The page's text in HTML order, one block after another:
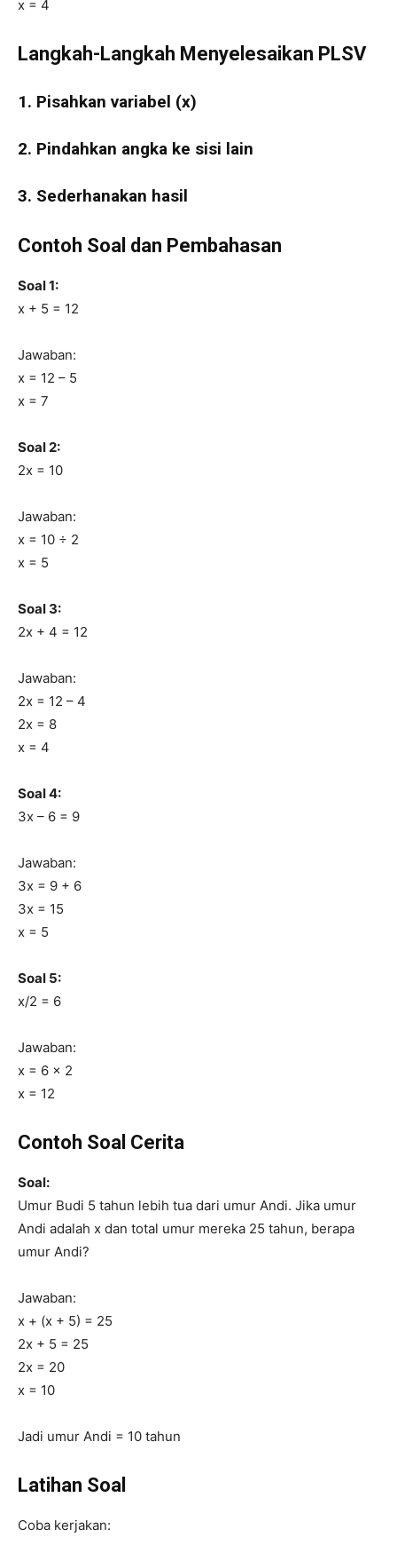
x = 4
Langkah-Langkah Menyelesaikan PLSV
1. Pisahkan variabel (x)
2. Pindahkan angka ke sisi lain
3. Sederhanakan hasil
Contoh Soal dan Pembahasan
Soal 1:
x + 5 = 12
Jawaban:
x = 12 – 5
x = 7
Soal 2:
2x = 10
Jawaban:
x = 10 ÷ 2
x = 5
Soal 3:
2x + 4 = 12
Jawaban:
2x = 12 – 4
2x = 8
x = 4
Soal 4:
3x – 6 = 9
Jawaban:
3x = 9 + 6
3x = 15
x = 5
Soal 5:
x/2 = 6
Jawaban:
x = 6 × 2
x = 12
Contoh Soal Cerita
Soal:
Umur Budi 5 tahun lebih tua dari umur Andi. Jika umur
Andi adalah x dan total umur mereka 25 tahun, berapa
umur Andi?
Jawaban:
x + (x + 5) = 25
2x + 5 = 25
2x = 20
x = 10
Jadi umur Andi = 10 tahun
Latihan Soal
Coba kerjakan: